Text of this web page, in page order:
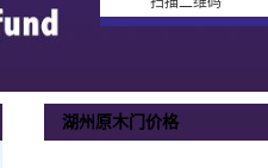
湖州原木门价格